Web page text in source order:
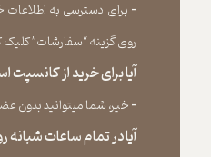
​​​​​​​- برای دسترسی به اطلاعات
روی گزینه “سفارشات” کلیک
آیا برای خرید از
​​​​​​​- خیر، شما میتوانید بدون
آیا در تمام ساعات